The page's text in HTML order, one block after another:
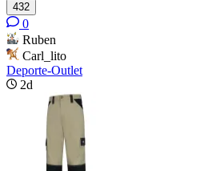
432
0
Ruben
Carl_lito
Deporte-Outlet
2d